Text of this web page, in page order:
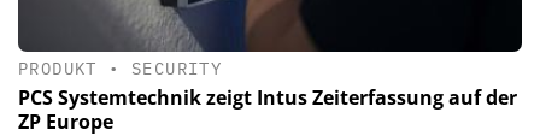
PRODUKT • SECURITY
PCS Systemtechnik zeigt Intus Zeiterfassung auf der
ZP Europe